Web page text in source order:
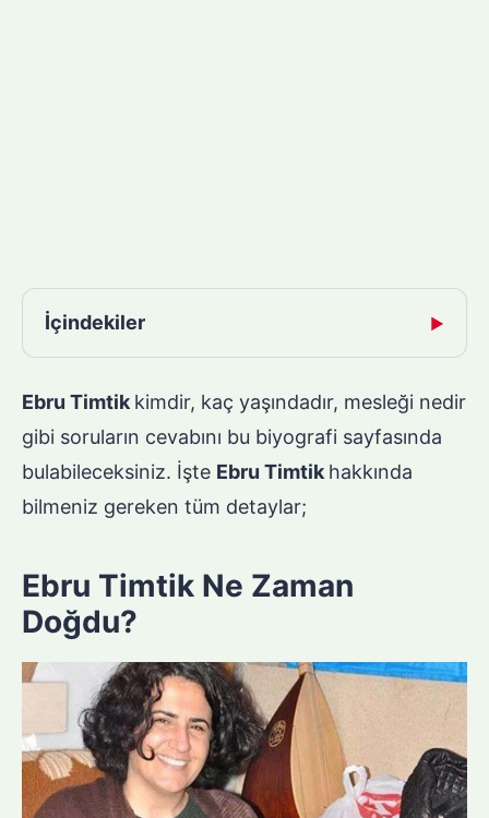
İçindekiler ▶
Ebru Timtik kimdir, kaç yaşındadır, mesleği nedir
gibi soruların cevabını bu biyografi sayfasında
bulabileceksiniz. İşte Ebru Timtik hakkında
bilmeniz gereken tüm detaylar;
Ebru Timtik Ne Zaman
Doğdu?